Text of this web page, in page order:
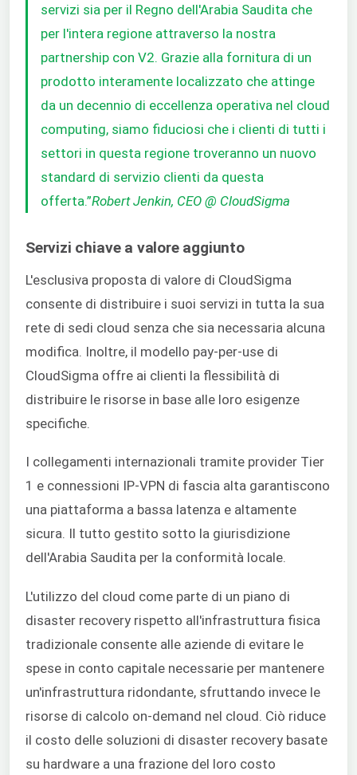
servizi sia per il Regno dell'Arabia Saudita che
per l'intera regione attraverso la nostra
partnership con V2. Grazie alla fornitura di un
prodotto interamente localizzato che attinge
da un decennio di eccellenza operativa nel cloud
computing, siamo fiduciosi che i clienti di tutti i
settori in questa regione troveranno un nuovo
standard di servizio clienti da questa
offerta.”Robert Jenkin, CEO @ CloudSigma
Servizi chiave a valore aggiunto
L'esclusiva proposta di valore di CloudSigma
consente di distribuire i suoi servizi in tutta la sua
rete di sedi cloud senza che sia necessaria alcuna
modifica. Inoltre, il modello pay-per-use di
CloudSigma offre ai clienti la flessibilità di
distribuire le risorse in base alle loro esigenze
specifiche.
I collegamenti internazionali tramite provider Tier
1 e connessioni IP-VPN di fascia alta garantiscono
una piattaforma a bassa latenza e altamente
sicura. Il tutto gestito sotto la giurisdizione
dell'Arabia Saudita per la conformità locale.
L'utilizzo del cloud come parte di un piano di
disaster recovery rispetto all'infrastruttura fisica
tradizionale consente alle aziende di evitare le
spese in conto capitale necessarie per mantenere
un'infrastruttura ridondante, sfruttando invece le
risorse di calcolo on-demand nel cloud. Ciò riduce
il costo delle soluzioni di disaster recovery basate
su hardware a una frazione del loro costo